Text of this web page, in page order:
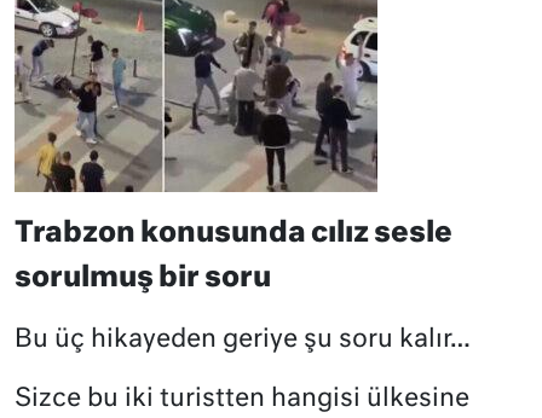
Trabzon konusunda cılız sesle
sorulmuş bir soru
Bu üç hikayeden geriye şu soru kalır…
Sizce bu iki turistten hangisi ülkesine